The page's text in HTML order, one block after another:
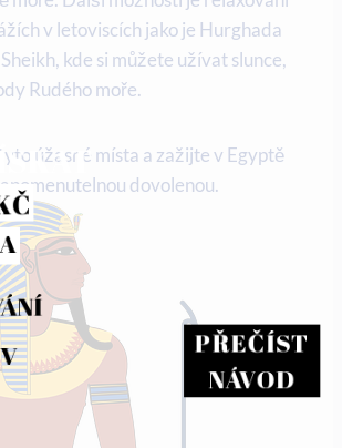
v letoviscích jako je Hurghada
kde si můžete užívat slunce,
Rudého moře.
úžasné místa a zažijte v Egyptě
dovolenou.
PŘEČÍST
NÁVOD